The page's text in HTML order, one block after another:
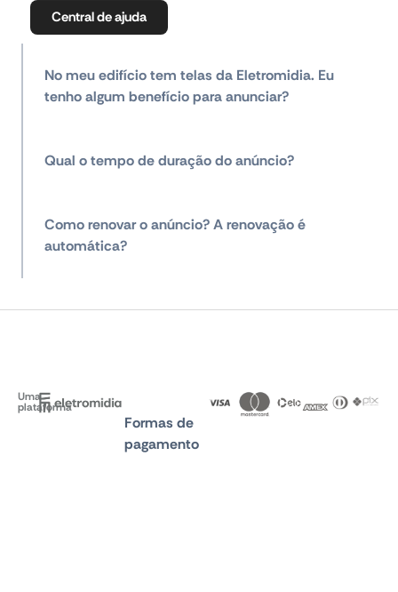
Central de ajuda
No meu edifício tem telas da Eletromidia. Eu
tenho algum benefício para anunciar?
Qual o tempo de duração do anúncio?
Como renovar o anúncio? A renovação é
automática?
Uma
plataforma
Formas de
pagamento